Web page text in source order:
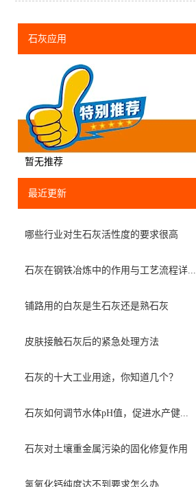
石灰应用
暂无推荐
最近更新
哪些行业对生石灰活性度的要求很高
石灰在钢铁冶炼中的作用与工艺流程详...
铺路用的白灰是生石灰还是熟石灰
皮肤接触石灰后的紧急处理方法
石灰的十大工业用途，你知道几个？
石灰如何调节水体pH值，促进水产健...
石灰对土壤重金属污染的固化修复作用
氢氧化钙纯度达不到要求怎么办